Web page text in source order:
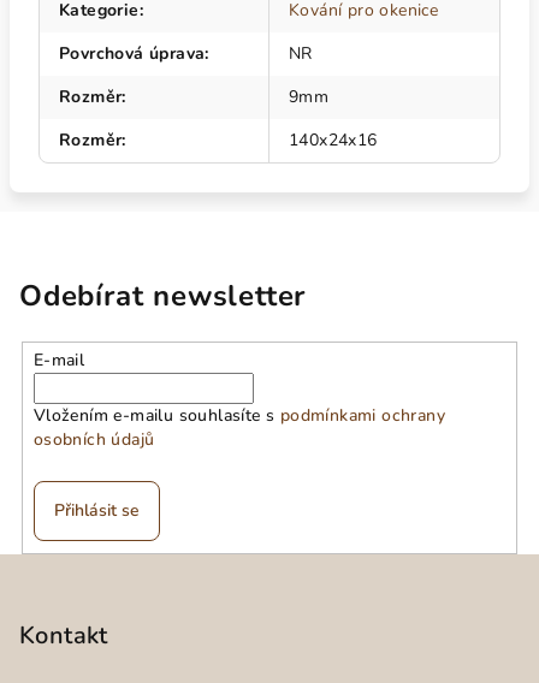
Kategorie:
Kování pro okenice
Povrchová úprava:
NR
Rozměr:
9mm
Rozměr: 140x24x16
Odebírat newsletter
E-mail
Vložením e-mailu souhlasíte s podmínkami ochrany
osobních údajů
Přihlásit se
Kontakt